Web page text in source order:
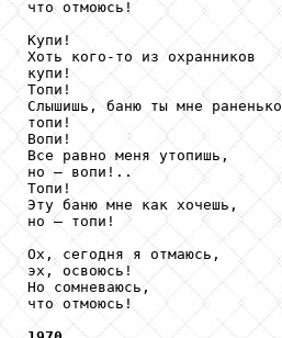
что отмоюсь!
Купи!
Хоть кого-то из охранников
купи!
Топи!
Слышишь, баню ты мне раненько
топи!
Вопи!
Все равно меня утопишь,
но – вопи!..
Топи!
Эту баню мне как хочешь,
но – топи!
Ох, сегодня я отмаюсь,
эх, освоюсь!
Но сомневаюсь,
что отмоюсь!